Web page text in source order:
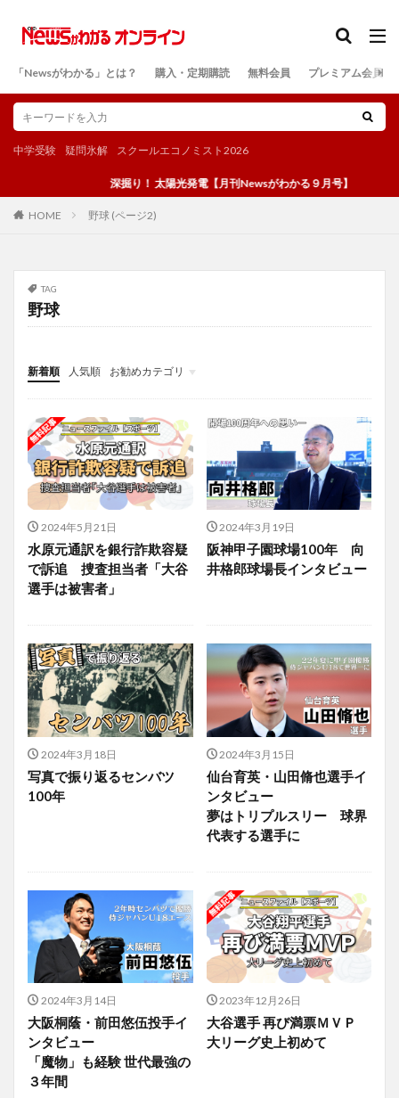
「Newsがわかる」とは？ 購入・定期購読 無料会員 プレミアム会員
中学受験 疑問氷解 スクールエコノミスト2026
深掘り！ 太陽光発電【月刊Newsがわかる９月号】
HOME 野球 (ページ2)
TAG
野球
新着順 人気順
お勧めカテゴリ
投稿
学び
マンガ
電子書籍
2024年5月21日
水原元通訳を銀行詐欺容疑
で訴追 捜査担当者「大谷
選手は被害者」
2024年3月19日
阪神甲子園球場100年 向
井格郎球場長インタビュー
2024年3月18日
写真で振り返るセンバツ
100年
2024年3月15日
仙台育英・山田脩也選手イ
ンタビュー
夢はトリプルスリー 球界
代表する選手に
2024年3月14日
大阪桐蔭・前田悠伍投手イ
ンタビュー
「魔物」も経験 世代最強の
３年間
2023年12月26日
大谷選手 再び満票ＭＶＰ
大リーグ史上初めて
検索